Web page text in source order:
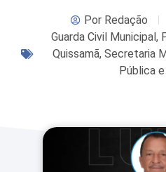
PorRedação
Guarda Civil Municipal,
Quissamã, Secretaria
Pública